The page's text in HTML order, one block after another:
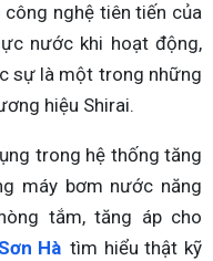
nghệ tiên tiến của
nước khi hoạt động,
sự là một trong những
hiệu Shirai.
trong hệ thống tăng
máy bơm nước năng
tắm, tăng áp cho
Hà tìm hiểu thật kỹ